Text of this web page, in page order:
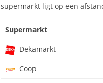
supermarkt ligt op een
Supermarkt
Dekamarkt
Coop